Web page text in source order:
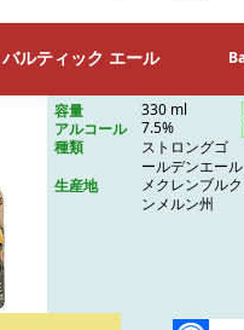
バルティック エール
容量
330 ml
アルコール
7.5%
種類
ストロングゴ
ールデンエール
生産地
メクレンブル
ンメルン州